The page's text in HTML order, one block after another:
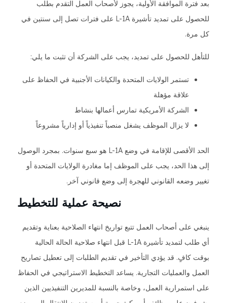
بعد فترة الموافقة الأولية، يجوز لأصحاب العمل التقدم بطلب
للحصول على تمديد تأشيرة L-1A على فترات تصل إلى سنتين في
كل مرة.
للتأهل للحصول على تمديد، يجب على الشركة أن تثبت ما يلي:
تستمر الولايات المتحدة والكيانات الأجنبية في الحفاظ على
علاقة مؤهلة
الشركة الأمريكية تمارس أعمالها بنشاط
لا يزال الموظف يشغل منصباً تنفيذياً أو إدارياً مشروعاً
الحد الأقصى للإقامة في وضع L-1A هو سبع سنوات. بمجرد الوصول
إلى هذا الحد، يجب على الموظف إما مغادرة الولايات المتحدة أو
تغيير وضعه القانوني للهجرة إلى وضع قانوني آخر.
نصيحة عملية للتخطيط
ينبغي على أصحاب العمل تتبع تواريخ انتهاء الصلاحية بعناية وتقديم
أي طلب لتمديد تأشيرة L-1A قبل انتهاء صلاحية الحالة الحالية
بوقت كافٍ. قد يؤدي التأخير في تقديم الطلبات إلى تعطيل تصاريح
العمل والعمليات التجارية. يساعد التخطيط الاستراتيجي في الحفاظ
على استمرارية العمل، وخاصة بالنسبة للمديرين التنفيذيين الذين